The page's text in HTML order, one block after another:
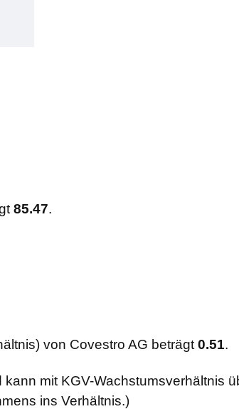
85.47.
von Covestro AG beträgt 0.51.
mit KGV-Wachstumsverhältnis
ins Verhältnis.)